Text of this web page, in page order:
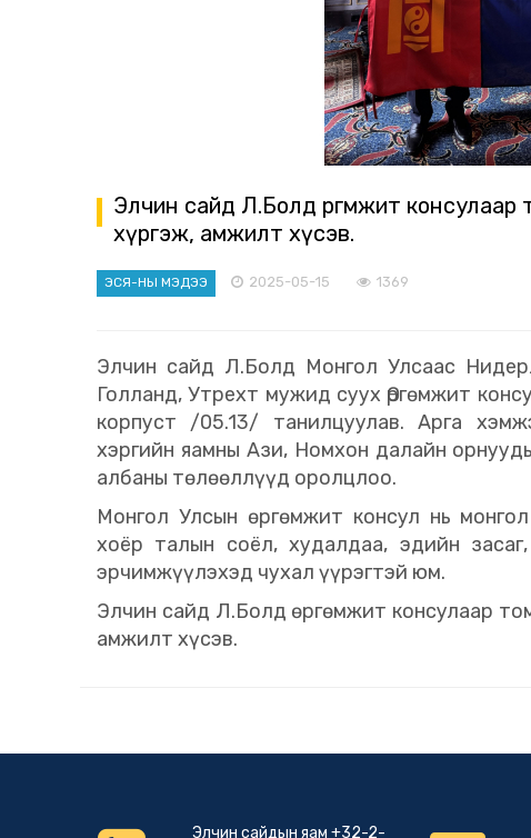
Элчин сайд Л.Болд өргөмжит
хүргэж, амжилт хүсэв.
ЭСЯ-НЫ МЭДЭЭ 2025-05-15 1369
Элчин сайд Л.Болд Монгол Улсаас
Голланд, Утрехт мужид суух Өргөмжит
корпуст /05.13/ танилцуулав. Арга
хэргийн яамны Ази, Номхон далайн
албаны төлөөллүүд оролцлоо.
Монгол Улсын өргөмжит консул нь
хоёр талын соёл, худалдаа, эдийн
эрчимжүүлэхэд чухал үүрэгтэй юм.
Элчин сайд Л.Болд өргөмжит консулаар
амжилт хүсэв.
Элчин сайдын яам +32-2-